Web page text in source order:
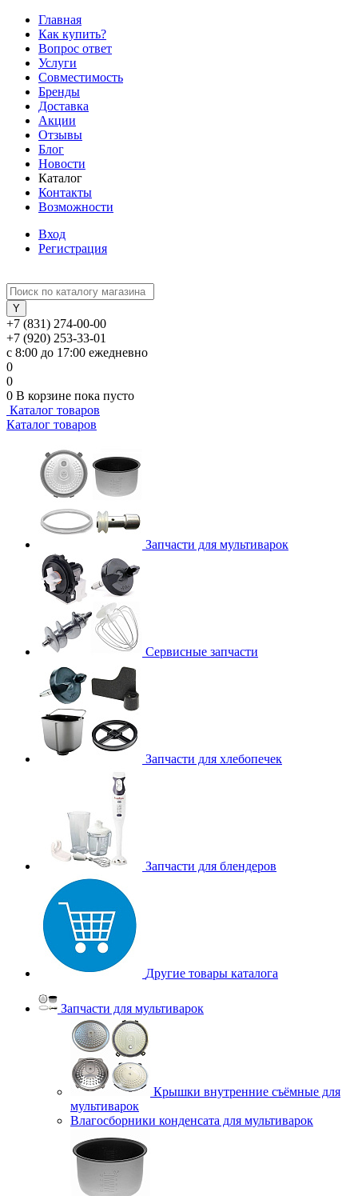
Главная
Как купить?
Вопрос ответ
Услуги
Совместимость
Бренды
Доставка
Акции
Отзывы
Блог
Новости
Каталог
Контакты
Возможности
Вход
Регистрация
+7 (831) 274-00-00
+7 (920) 253-33-01
с 8:00 до 17:00 ежедневно
0
0
0 В корзине пока пусто
Каталог товаров
Каталог товаров
Запчасти для мультиварок
Сервисные запчасти
Запчасти для хлебопечек
Запчасти для блендеров
Другие товары каталога
Запчасти для мультиварок
Крышки внутренние съёмные для
мультиварок
Влагосборники конденсата для мультиварок